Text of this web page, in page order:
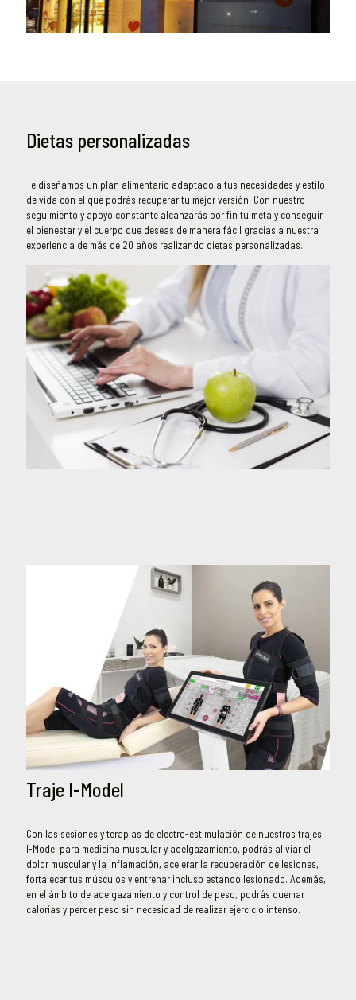
Dietas personalizadas
Te diseñamos un plan alimentario adaptado a tus necesidades y estilo
de vida con el que podrás recuperar tu mejor versión. Con nuestro
seguimiento y apoyo constante alcanzarás por fin tu meta y conseguir
el bienestar y el cuerpo que deseas de manera fácil gracias a nuestra
experiencia de más de 20 años realizando dietas personalizadas.
Traje I-Model
Con las sesiones y terapias de electro-estimulación de nuestros trajes
I-Model para medicina muscular y adelgazamiento, podrás aliviar el
dolor muscular y la inflamación, acelerar la recuperación de lesiones,
fortalecer tus músculos y entrenar incluso estando lesionado. Además,
en el ámbito de adelgazamiento y control de peso, podrás quemar
calorías y perder peso sin necesidad de realizar ejercicio intenso.